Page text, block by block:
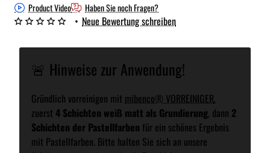
Product Video Haben Sie noch Fragen?
🚨 Hinweise zur Anwendung!
Gründlich vorreinigen mit mibenco® VORREINIGER,
zuerst 4 Schichten weiß matt als Grundierung, dann 2
Schichten der Pastellfarben für ein schönes Ergebnis
mit Pastellfarben. Bitte halten Sie sich an unsere
• Neue Bewertung schreiben